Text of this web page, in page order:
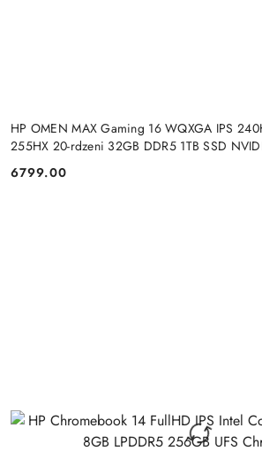
HP OMEN MAX Gaming 16 WQXGA IPS
255HX 20-rdzeni 32GB DDR5 1TB SSD
Cena:
6799.00